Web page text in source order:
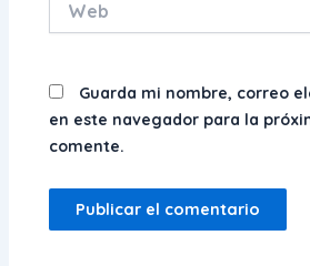
Guarda mi nombre, correo
en este navegador para la
comente.